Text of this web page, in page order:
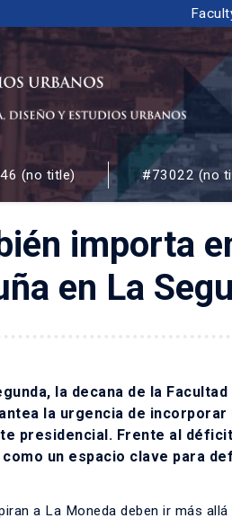
ESTUDIOS URBANOS
(no title) #73022 (no
importa
en La
la decana de la
la urgencia de
presidencial. Frente al
un espacio clave para
a La Moneda deben ir más